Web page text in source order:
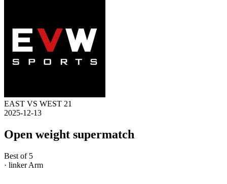
EAST VS WEST 21
2025-12-13
Open weight supermatch
Best of 5
· linker Arm